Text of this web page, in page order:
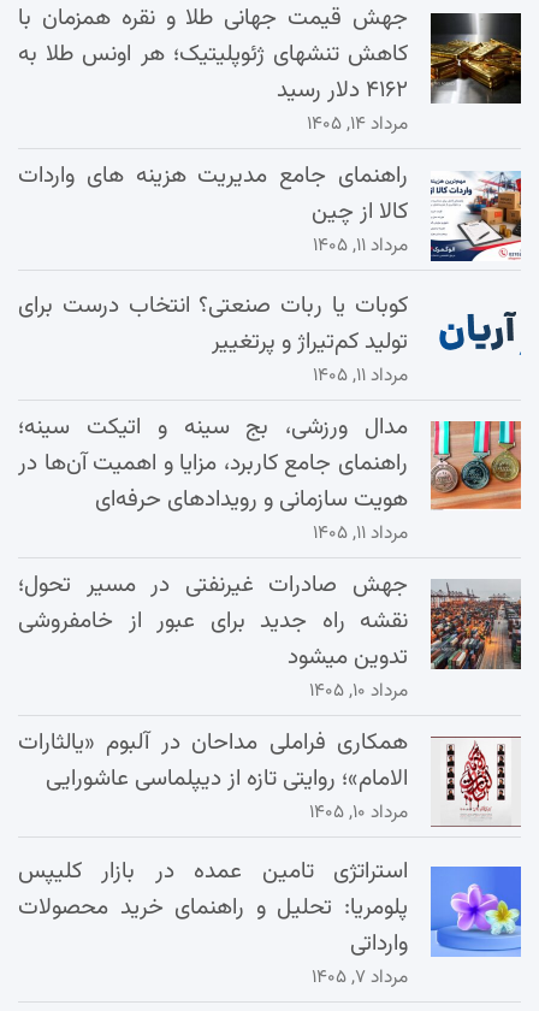
جهش قیمت جهانی طلا و نقره همزمان با
کاهش تنشهای ژئوپلیتیک؛ هر اونس طلا به
۴۱۶۲ دلار رسید
مرداد ۱۴, ۱۴۰۵
راهنمای جامع مدیریت هزینه‌ های واردات
کالا از چین
مرداد ۱۱, ۱۴۰۵
کوبات یا ربات صنعتی؟ انتخاب درست برای
تولید کم‌تیراژ و پرتغییر
مرداد ۱۱, ۱۴۰۵
مدال ورزشی، بج سینه و اتیکت سینه؛
راهنمای جامع کاربرد، مزایا و اهمیت آن‌ها در
هویت سازمانی و رویدادهای حرفه‌ای
مرداد ۱۱, ۱۴۰۵
جهش صادرات غیرنفتی در مسیر تحول؛
نقشه راه جدید برای عبور از خامفروشی
تدوین میشود
مرداد ۱۰, ۱۴۰۵
همکاری فراملی مداحان در آلبوم «یالثارات
الامام»؛ روایتی تازه از دیپلماسی عاشورایی
مرداد ۱۰, ۱۴۰۵
استراتژی تامین عمده در بازار کلیپس
پلومریا: تحلیل و راهنمای خرید محصولات
وارداتی
مرداد ۷, ۱۴۰۵